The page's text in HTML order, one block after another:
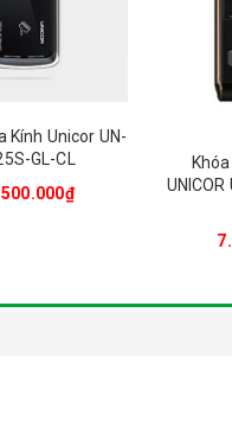
Kính Unicor UN-
GL-CL